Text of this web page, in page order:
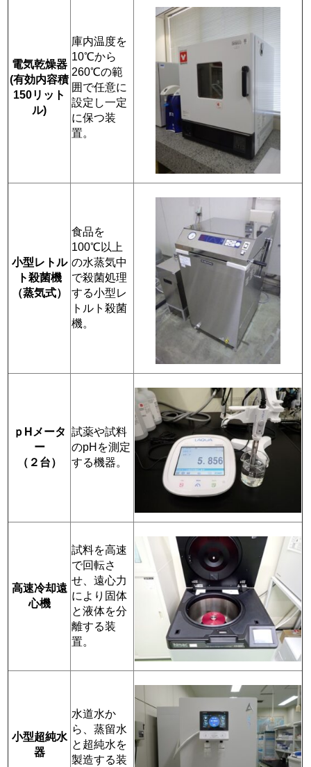
電気乾燥器
(有効内容積
150リット
ル)
庫内温度を
10℃から
260℃の範
囲で任意に
設定し一定
に保つ装
置。
小型レトル
ト殺菌機
（蒸気式）
食品を
100℃以上
の水蒸気中
で殺菌処理
する小型レ
トルト殺菌
機。
ｐHメータ
ー
（２台）
試薬や試料
のpHを測定
する機器。
高速冷却遠
心機
試料を高速
で回転さ
せ、遠心力
により固体
と液体を分
離する装
置。
小型超純水
器
水道水か
ら、蒸留水
と超純水を
製造する装